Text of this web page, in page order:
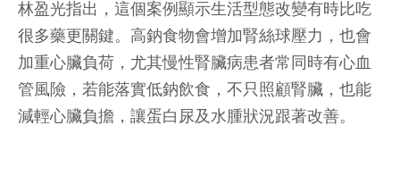
林盈光指出，這個案例顯示生活型態改變有時比吃
很多藥更關鍵。高鈉食物會增加腎絲球壓力，也會
加重心臟負荷，尤其慢性腎臟病患者常同時有心血
管風險，若能落實低鈉飲食，不只照顧腎臟，也能
減輕心臟負擔，讓蛋白尿及水腫狀況跟著改善。